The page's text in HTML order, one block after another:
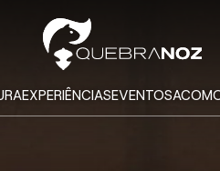
EXPERIÊNCIASEVENTOS